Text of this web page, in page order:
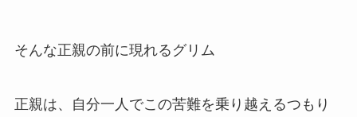
そんな正親の前に現れるグリム
正親は、自分一人でこの苦難を乗り越えるつもり